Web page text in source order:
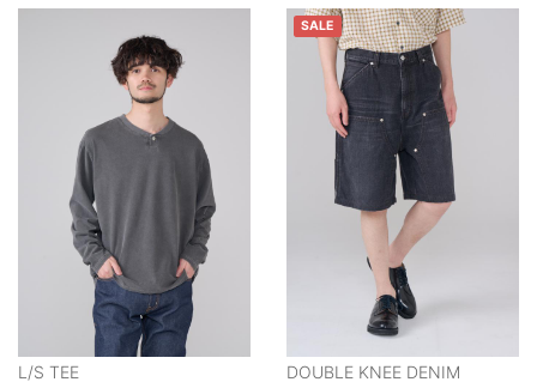
L/S TEE
SALE
DOUBLE KNEE DENIM